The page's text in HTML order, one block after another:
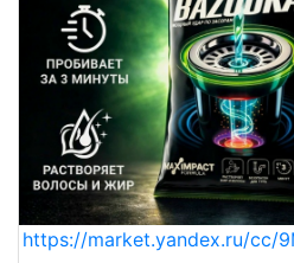
https://market.yandex.ru/cc/